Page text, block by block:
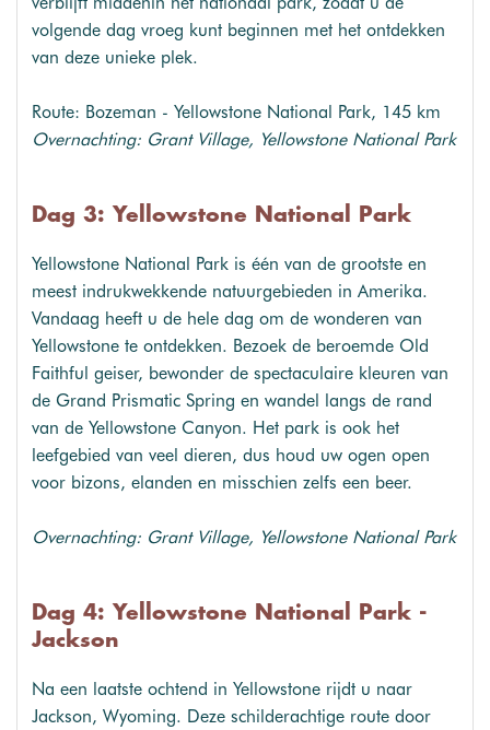
volgende dag vroeg kunt beginnen met het ontdekken
van deze unieke plek.
Route: Bozeman - Yellowstone National Park, 145 km
Overnachting: Grant Village, Yellowstone National Park
Dag 3: Yellowstone National Park
Yellowstone National Park is één van de grootste en
meest indrukwekkende natuurgebieden in Amerika.
Vandaag heeft u de hele dag om de wonderen van
Yellowstone te ontdekken. Bezoek de beroemde Old
Faithful geiser, bewonder de spectaculaire kleuren van
de Grand Prismatic Spring en wandel langs de rand
van de Yellowstone Canyon. Het park is ook het
leefgebied van veel dieren, dus houd uw ogen open
voor bizons, elanden en misschien zelfs een beer.
Overnachting: Grant Village, Yellowstone National Park
Dag 4: Yellowstone National Park -
Jackson
Na een laatste ochtend in Yellowstone rijdt u naar
Jackson, Wyoming. Deze schilderachtige route door